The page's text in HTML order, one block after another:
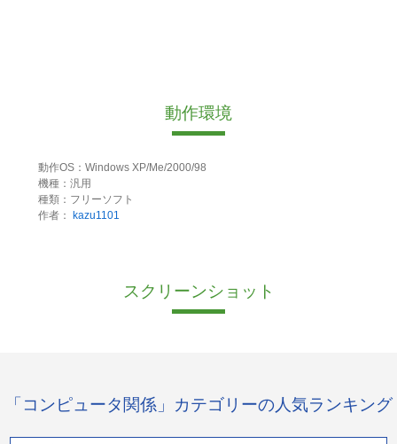
動作環境
動作OS：Windows XP/Me/2000/98
機種：汎用
種類：フリーソフト
作者：
kazu1101
スクリーンショット
「コンピュータ関係」カテゴリーの人気ランキング